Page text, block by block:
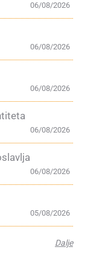
06/08/2026
06/08/2026
06/08/2026
06/08/2026
06/08/2026
05/08/2026
Dalje